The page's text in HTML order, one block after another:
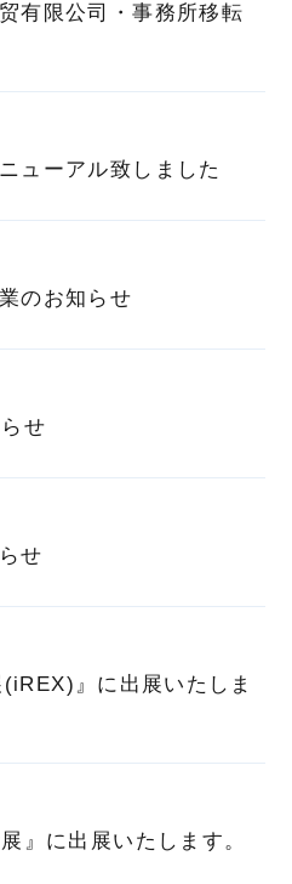
有限公司・事務所移転
ューアル致しました
のお知らせ
せ
せ
(iREX)』に出展いたしま
』に出展いたします。